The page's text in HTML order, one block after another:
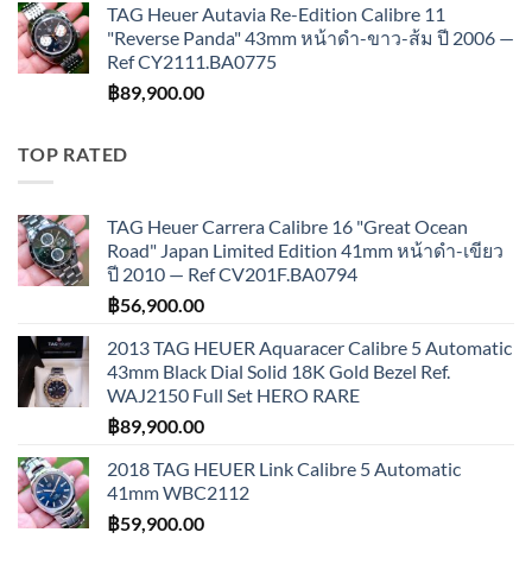
TAG Heuer Autavia Re-Edition Calibre 11
"Reverse Panda" 43mm หน้าดำ-ขาว-ส้ม ปี 2006 —
Ref CY2111.BA0775
฿89,900.00
TOP RATED
TAG Heuer Carrera Calibre 16 "Great Ocean
Road" Japan Limited Edition 41mm หน้าดำ-เขียว
ปี 2010 — Ref CV201F.BA0794
฿56,900.00
2013 TAG HEUER Aquaracer Calibre 5 Automatic
43mm Black Dial Solid 18K Gold Bezel Ref.
WAJ2150 Full Set HERO RARE
฿89,900.00
2018 TAG HEUER Link Calibre 5 Automatic
41mm WBC2112
฿59,900.00